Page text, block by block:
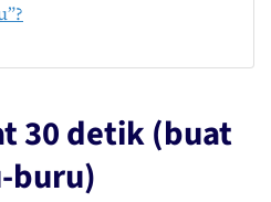
30 detik (buat
buru)